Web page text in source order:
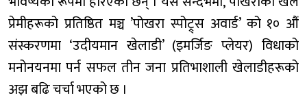
प्रेमीहरूको प्रतिष्ठित मञ्च ’पोखरा स्पोट्र्स अवार्ड’ को १० औं
संस्करणमा ‘उदीयमान खेलाडी’ (इमर्जिङ प्लेयर) विधाको
मनोनयनमा पर्न सफल तीन जना प्रतिभाशाली खेलाडीहरूको
अझ बढि चर्चा भएको छ ।